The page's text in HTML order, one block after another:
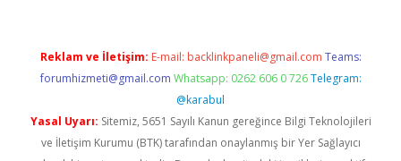
Reklam ve İletişim: E-mail: backlinkpaneli@gmail.com Teams:
forumhizmeti@gmail.com Whatsapp: 0262 606 0 726 Telegram:
@karabul
Yasal Uyarı: Sitemiz, 5651 Sayılı Kanun gereğince Bilgi Teknolojileri
ve İletişim Kurumu (BTK) tarafından onaylanmış bir Yer Sağlayıcı